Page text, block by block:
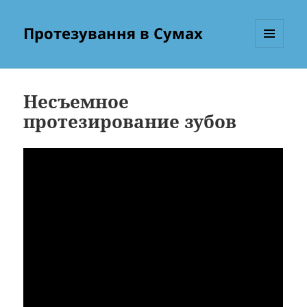
Протезування в Сумах
Несъемное
протезирование зубов